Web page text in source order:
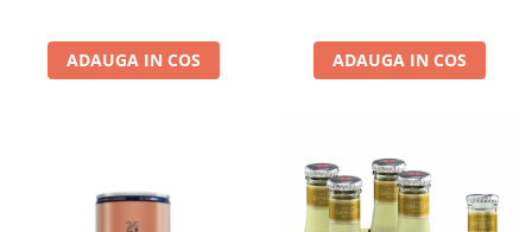
ADAUGA IN COS ADAUGA IN COS